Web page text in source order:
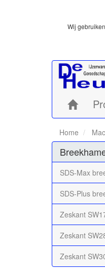
Wij
Home
SDS-Max
SDS-Plus
Zeskant
Zeskant
Zeskant